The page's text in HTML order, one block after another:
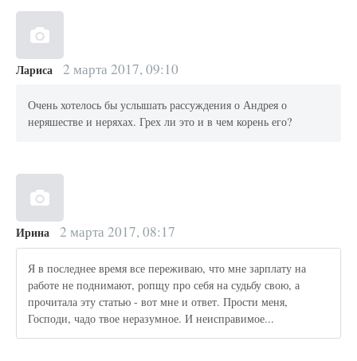
Лариса 2 марта 2017, 09:10
Очень хотелось бы услышать рассуждения о Андрея о
неряшестве и неряхах. Грех ли это и в чем корень его?
Ирина 2 марта 2017, 08:17
Я в последнее время все переживаю, что мне зарплату на
работе не поднимают, ропщу про себя на судьбу свою, а
прочитала эту статью - вот мне и ответ. Прости меня,
Господи, чадо твое неразумное. И неисправимое...